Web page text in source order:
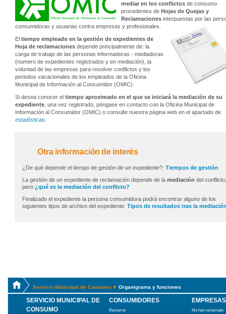
mediar en los conflictosde consumo
procedentes de Hojas de Quejas y
Reclamacionesinterpuestas por las
consumidoras y usuarias contra empresas y profesionales.
El tiempo empleado en la gestión de expedientes de
Hoja de reclamacionesdepende principalmente de: la
carga de trabajo de las personas informadoras - mediadoras
(numero de expedientes registrados y en mediación), la
voluntad de las empresas para resolver conflictos y los
periodos vacacionales de los empleados de la Oficina
Municipal de Información al Consumidor (OMIC).
Si desea conocer el tiempo aproximado en el que se iniciará la mediación de su
expediente, una vez registrado, póngase en contacto con la Oficina Municipal de
Información al Consumidor (OMIC) o consulte nuestra página web en el apartado de
estadísticas
Otra información de interés
¿De qué depende el tiempo de gestión de un expediente?:Tiempos de gestión
La gestión de un expediente de reclamación depende de lamediación del
pero ¿qué es la mediación del conflicto?
Finalizado el expediente la persona consumidora podrá encontrar alguno de los
siguientes tipos de archivo del expediente:Tipos de resultados tras la
Servicio Municipal de Consumo Organigrama y funciones
SERVICIO MUNICIPAL DE
CONSUMO
CONSUMIDORES
Reclamar
EMPRESAS
Me han reclamado